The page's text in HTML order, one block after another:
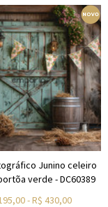
Junino celeiro
verde - DC60389
-R$ 430,00